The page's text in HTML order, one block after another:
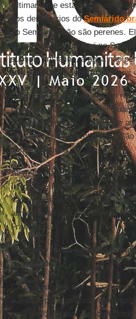
Ultimamente estamos vivendo
aos demais rios doSemiárido
do Semiárido não são perenes.
enxurrada. Já que aqui no
subsolo cristalino, a água não
reservatório de superfície ou vai
Orio São Franciscoera um rio
cada vez mais fragilizado.
permanentemente, é sinal que
afluentes que alimentavam o
comprometidos.
Além do mais, aumentou o uso
irrigação. Realmente, a chuva
não resolve evidentemente um
alimentação da calha central
Francisco.
E mesmo numa situação
avançando?
Como o modelo tem uma vitrine
é levado para as áreas de
uma beleza nisso, de